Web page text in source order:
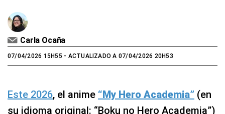
Carla Ocaña
07/04/2026 15H55 - ACTUALIZADO A 07/04/2026 20H53
Este 2026, el anime “My Hero Academia” (en
su idioma original: “Boku no Hero Academia”)